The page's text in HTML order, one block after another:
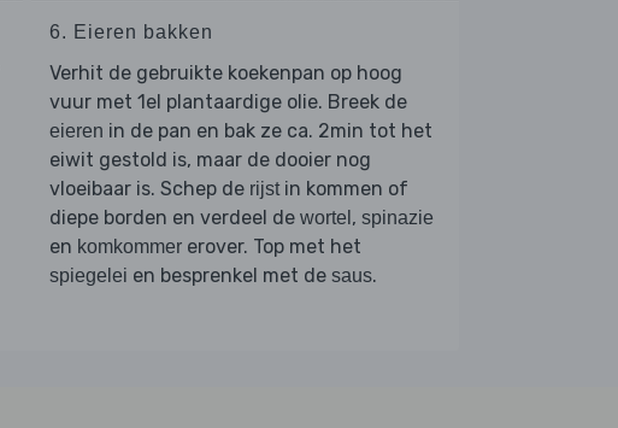
6. Eieren bakken
Verhit de gebruikte koekenpan op hoog
vuur met 1el plantaardige olie. Breek de
eieren in de pan en bak ze ca. 2min tot het
eiwit gestold is, maar de dooier nog
vloeibaar is. Schep de rijst in kommen of
diepe borden en verdeel de wortel , spinazie
en komkommer erover. Top met het
spiegelei en besprenkel met de saus.